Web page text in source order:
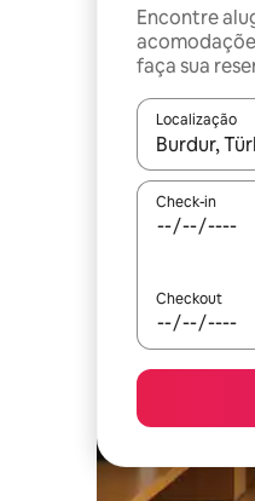
Encontre
faça sua
Localização
Quando os
Check-in
Checkout